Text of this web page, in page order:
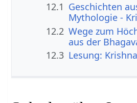
12.1 Geschichten
Mythologie -
12.2 Wege zum
aus der
12.3 Lesung: